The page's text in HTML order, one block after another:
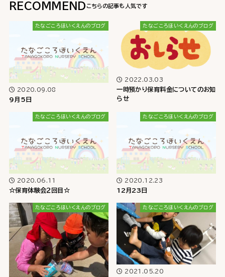
RECOMMEND
たなごころほいくえんのブログ
2020.09.08
9月5日
たなごころほいくえんのブログ
2022.03.03
一時預かり保育料金についてのお知
らせ
たなごころほいくえんのブログ
2020.06.11
☆保育体験会２回目☆
たなごころほいくえんのブログ
2020.12.23
12月23日
たなごころほいくえんのブログ たなごころほいくえんのブログ
2021.05.20